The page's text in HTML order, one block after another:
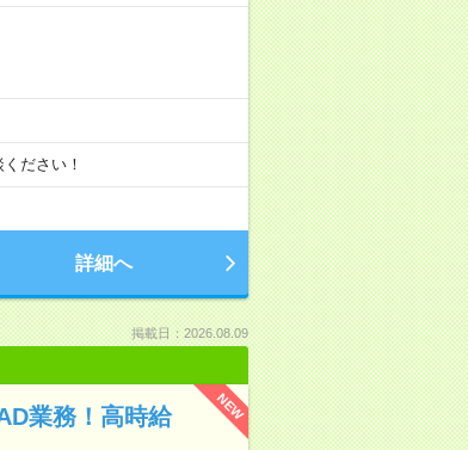
ださい！
詳細へ
掲載日：2026.08.09
NEW
業務！高時給